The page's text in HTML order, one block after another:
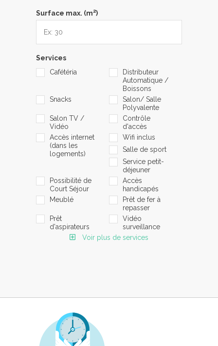
Surface max. (m2)
Services
Cafétéria
Distributeur
Automatique /
Boissons
Snacks
Salon/ Salle
Polyvalente
Salon TV /
Vidéo
Contrôle
d'accès
Accès internet
(dans les
logements)
Wifi inclus
Salle de sport
Service petit-
déjeuner
Possibilité de
Court Séjour
Accès
handicapés
Meublé
Prêt de fer à
repasser
Prêt
d'aspirateurs
Vidéo
surveillance
Voir plus de services